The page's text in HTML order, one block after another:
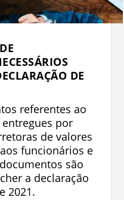
DE
referentes ao
por
de valores
funcionários e
são
a declaração
2021.